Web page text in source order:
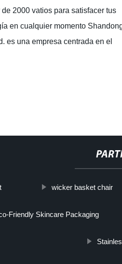
2000 vatios para satisfacer tus
en cualquier momento
es una empresa centrada en el
wicker basket chair
Friendly Skincare Packaging